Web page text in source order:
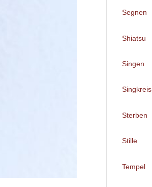
Segnen
Shiatsu
Singen
Singkreis
Sterben
Stille
Tempel